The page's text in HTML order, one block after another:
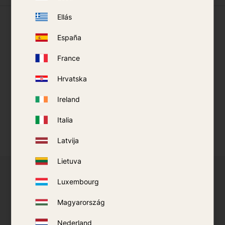
Ellás
España
France
Hrvatska
Ireland
Italia
Latvija
Lietuva
Luxembourg
Magyarország
Nederland
Ce que disent nos clients
Souhaitez-vous devenir revendeur de produits
sélectionnés ?
Nous offrons aux petits revendeurs l’accès aux